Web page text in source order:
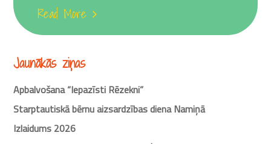
Read More
Jaunākās ziņas
Apbalvošana “Iepazīsti Rēzekni”
Starptautiskā bērnu aizsardzības diena Namiņā
Izlaidums 2026